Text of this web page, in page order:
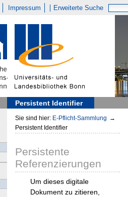
Impressum Erweiterte Suche
Persistent Identifier
Sie sind hier: E-Pflicht-Sammlung →
Persistent Identifier
Persistente
Referenzierungen
Um dieses digitale
Dokument zu zitieren,